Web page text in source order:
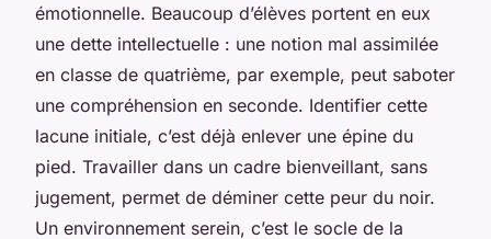
émotionnelle. Beaucoup d’élèves portent en eux
une dette intellectuelle : une notion mal assimilée
en classe de quatrième, par exemple, peut saboter
une compréhension en seconde. Identifier cette
lacune initiale, c’est déjà enlever une épine du
pied. Travailler dans un cadre bienveillant, sans
jugement, permet de déminer cette peur du noir.
Un environnement serein, c’est le socle de la